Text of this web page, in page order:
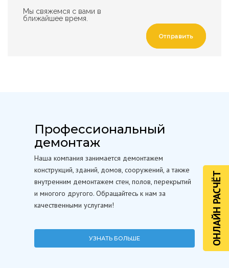
ОНЛАЙН РАСЧЁТ
Мы свяжемся с вами в
ближайшее время.
Отправить
Профессиональный
демонтаж
Наша компания занимается демонтажем
конструкций, зданий, домов, сооружений, а также
внутренним демонтажем стен, полов, перекрытий
и многого другого. Обращайтесь к нам за
качественными услугами!
УЗНАТЬ БОЛЬШЕ